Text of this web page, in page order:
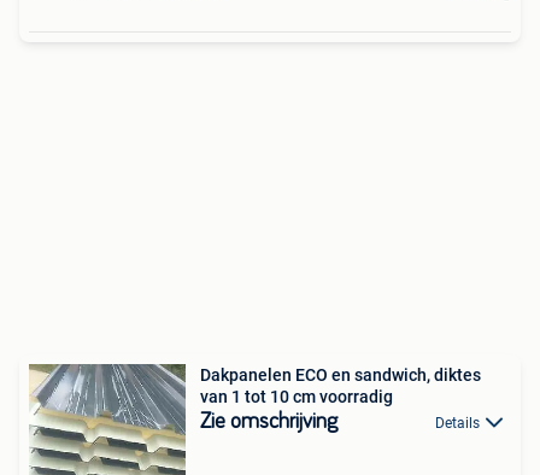
Dakpanelen ECO en sandwich, diktes
van 1 tot 10 cm voorradig
Zie omschrijving Details